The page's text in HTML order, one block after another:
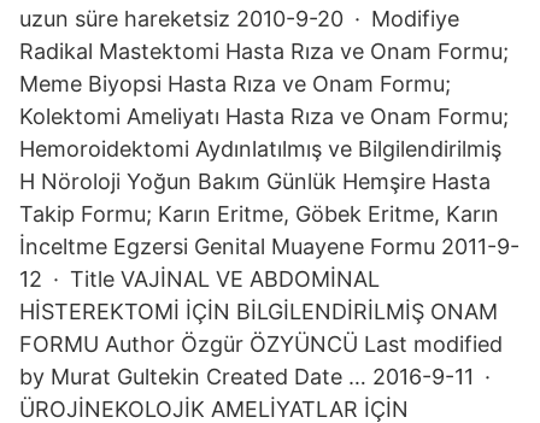
uzun süre hareketsiz 2010-9-20 · Modifiye
Radikal Mastektomi Hasta Rıza ve Onam Formu;
Meme Biyopsi Hasta Rıza ve Onam Formu;
Kolektomi Ameliyatı Hasta Rıza ve Onam Formu;
Hemoroidektomi Aydınlatılmış ve Bilgilendirilmiş
H Nöroloji Yoğun Bakım Günlük Hemşire Hasta
Takip Formu; Karın Eritme, Göbek Eritme, Karın
İnceltme Egzersi Genital Muayene Formu 2011-9-
12 · Title VAJİNAL VE ABDOMİNAL
HİSTEREKTOMİ İÇİN BİLGİLENDİRİLMİŞ ONAM
FORMU Author Özgür ÖZYÜNCÜ Last modified
by Murat Gultekin Created Date … 2016-9-11 ·
ÜROJİNEKOLOJİK AMELİYATLAR İÇİN